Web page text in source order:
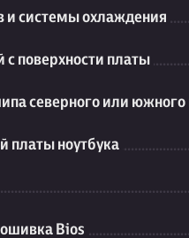
и системы охлаждения
с поверхности платы
северного или южного
платы ноутбука
Bios